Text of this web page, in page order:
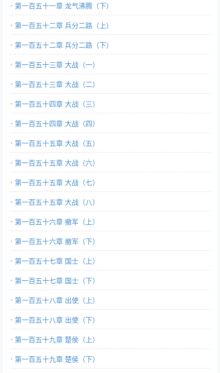
第一百五十一章 龙气沸腾（下）
第一百五十二章 兵分二路（上）
第一百五十二章 兵分二路（下）
第一百五十三章 大战（一）
第一百五十三章 大战（二）
第一百五十四章 大战（三）
第一百五十四章 大战（四）
第一百五十五章 大战（五）
第一百五十五章 大战（六）
第一百五十五章 大战（七）
第一百五十五章 大战（八）
第一百五十六章 撤军（上）
第一百五十六章 撤军（下）
第一百五十七章 国士（上）
第一百五十七章 国士（下）
第一百五十八章 出使（上）
第一百五十八章 出使（下）
第一百五十九章 楚侯（上）
第一百五十九章 楚侯（下）